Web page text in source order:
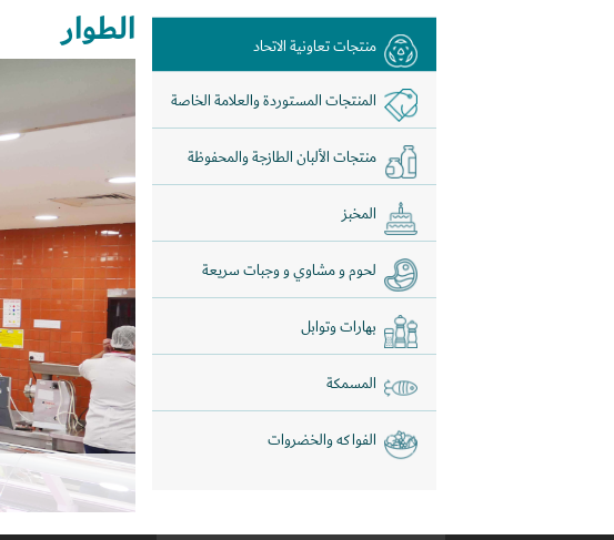
الطوار منتجات تعاونية الاتحاد
المنتجات المستوردة والعلامة الخاصة
منتجات الألبان الطازجة والمحفوظة
المخبز
لحوم و مشاوي و وجبات سريعة
بهارات وتوابل
المسمكة
الفواكه والخضروات